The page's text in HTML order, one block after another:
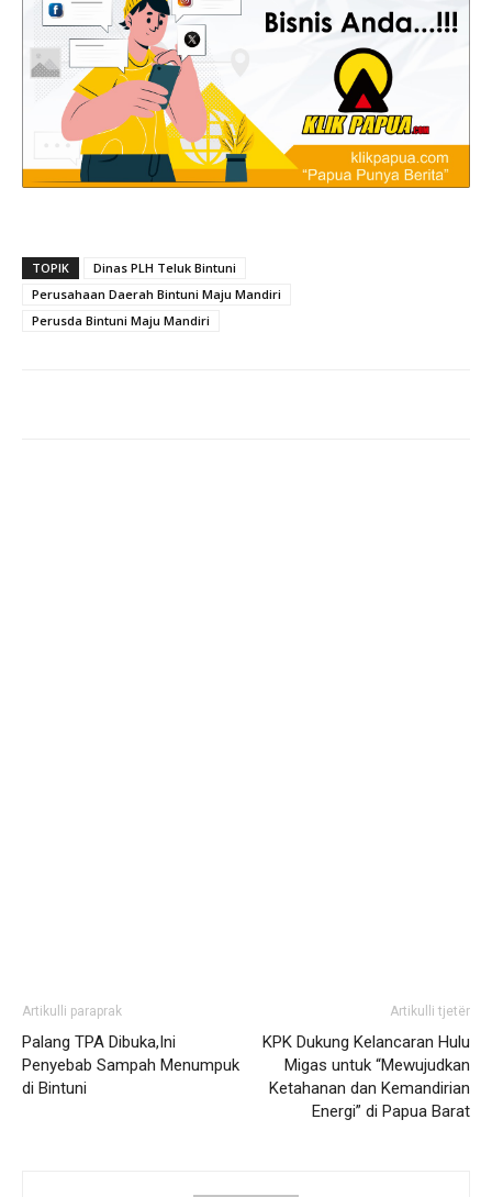
TOPIK
Dinas PLH Teluk Bintuni
Perusahaan Daerah Bintuni Maju Mandiri
Perusda Bintuni Maju Mandiri
Artikulli paraprak
Palang TPA Dibuka,Ini
Penyebab Sampah Menumpuk
di Bintuni
Artikulli tjetër
KPK Dukung Kelancaran Hulu
Migas untuk “Mewujudkan
Ketahanan dan Kemandirian
Energi” di Papua Barat